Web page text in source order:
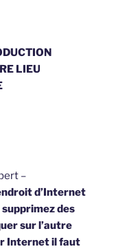
LIEU
–
d’Internet
des
sur l’autre
Internet il faut